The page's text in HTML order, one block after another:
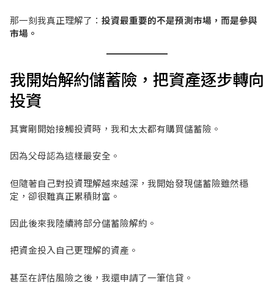
那一刻我真正理解了： 投資最重要的不是預測市場，而是參與
市場。
我開始解約儲蓄險，把資產逐步轉向
投資
其實剛開始接觸投資時，我和太太都有購買儲蓄險。
因為父母認為這樣最安全。
但隨著自己對投資理解越來越深，我開始發現儲蓄險雖然穩
定，卻很難真正累積財富。
因此後來我陸續將部分儲蓄險解約。
把資金投入自己更理解的資產。
甚至在評估風險之後，我還申請了一筆信貸。